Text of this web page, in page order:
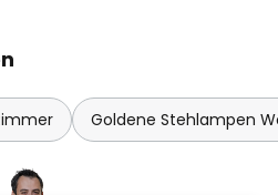
Goldene Stehlampen